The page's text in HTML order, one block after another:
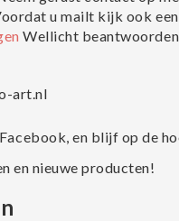
u mailt kijk ook
Wellicht
art.nl
en blijf op de
en nieuwe producten!